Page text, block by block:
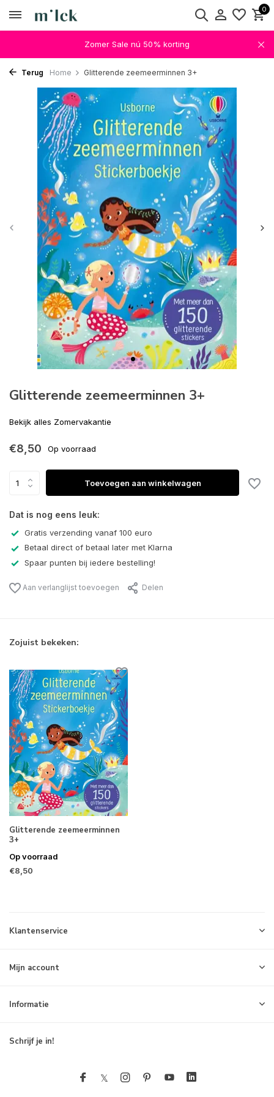
0
Zomer Sale nú 50% korting
Terug Home Glitterende zeemeerminnen 3+
Glitterende zeemeerminnen 3+
Bekijk alles Zomervakantie
€8,50 Op voorraad
Toevoegen aan winkelwagen
Dat is nog eens leuk:
Gratis verzending vanaf 100 euro
Betaal direct of betaal later met Klarna
Spaar punten bij iedere bestelling!
Aan verlanglijst toevoegen Delen
Zojuist bekeken:
Glitterende zeemeerminnen
3+
Op voorraad
€8,50
Klantenservice
Mijn account
Informatie
Schrijf je in!